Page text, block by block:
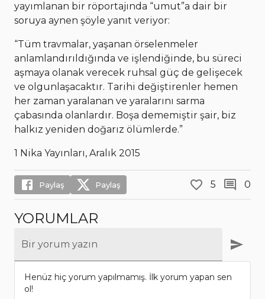
yayımlanan bir röportajında “umut”a dair bir
soruya aynen şöyle yanıt veriyor:
“Tüm travmalar, yaşanan örselenmeler
anlamlandırıldığında ve işlendiğinde, bu süreci
aşmaya olanak verecek ruhsal güç de gelişecek
ve olgunlaşacaktır. Tarihi değiştirenler hemen
her zaman yaralanan ve yaralarını sarma
çabasında olanlardır. Boşa dememiştir şair, biz
halkız yeniden doğarız ölümlerde.”
1 Nika Yayınları, Aralık 2015
Paylaş Paylaş 5 0
YORUMLAR
Bir yorum yazın
Henüz hiç yorum yapılmamış. İlk yorum yapan sen
ol!